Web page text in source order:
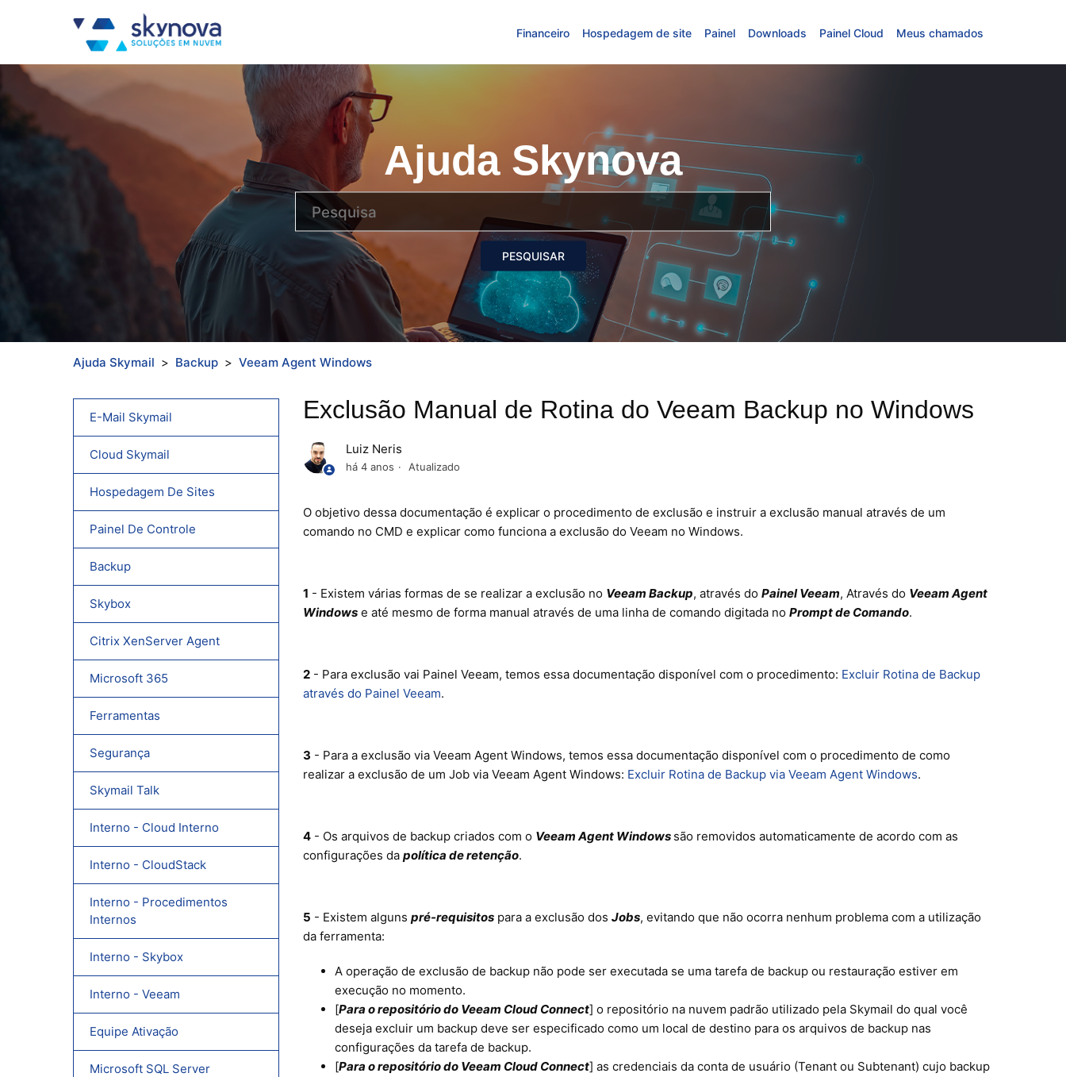
Financeiro Hospedagem de site Painel Downloads Painel Cloud Meus chamados
Ajuda Skynova
Ajuda Skymail Backup Veeam Agent Windows
E-Mail Skymail
Cloud Skymail
Hospedagem De Sites
Painel De Controle
Backup
Skybox
Citrix XenServer Agent
Microsoft 365
Ferramentas
Segurança
Skymail Talk
Interno - Cloud Interno
Interno - CloudStack
Interno - Procedimentos
Internos
Interno - Skybox
Interno - Veeam
Equipe Ativação
Microsoft SQL Server
Exclusão Manual de Rotina do Veeam Backup no Windows
Luiz Neris
há 4 anos Atualizado
O objetivo dessa documentação é explicar o procedimento de exclusão e instruir a exclusão manual através de um
comando no CMD e explicar como funciona a exclusão do Veeam no Windows.
1 - Existem várias formas de se realizar a exclusão no Veeam Backup, através do Painel Veeam, Através do Veeam Agent
Windows e até mesmo de forma manual através de uma linha de comando digitada no Prompt de Comando.
2 - Para exclusão vai Painel Veeam, temos essa documentação disponível com o procedimento: Excluir Rotina de Backup
através do Painel Veeam.
3 - Para a exclusão via Veeam Agent Windows, temos essa documentação disponível com o procedimento de como
realizar a exclusão de um Job via Veeam Agent Windows: Excluir Rotina de Backup via Veeam Agent Windows.
4 - Os arquivos de backup criados com o Veeam Agent Windows são removidos automaticamente de acordo com as
configurações da política de retenção.
5 - Existem alguns pré-requisitos para a exclusão dos Jobs, evitando que não ocorra nenhum problema com a utilização
da ferramenta:
A operação de exclusão de backup não pode ser executada se uma tarefa de backup ou restauração estiver em
execução no momento.
[Para o repositório do Veeam Cloud Connect] o repositório na nuvem padrão utilizado pela Skymail do qual você
deseja excluir um backup deve ser especificado como um local de destino para os arquivos de backup nas
configurações da tarefa de backup.
[Para o repositório do Veeam Cloud Connect] as credenciais da conta de usuário (Tenant ou Subtenant) cujo backup